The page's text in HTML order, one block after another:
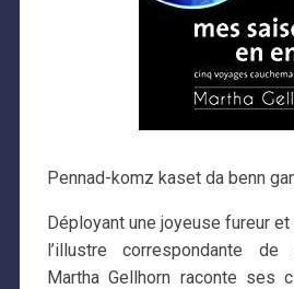
Pennad-komz kaset da benn
Déployant une joyeuse fureur
l’illustre correspondante de
Martha Gellhorn raconte ses